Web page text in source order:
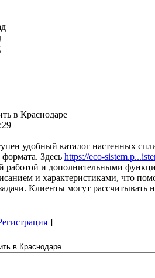
в Краснодаре
удобный каталог настенных
Здесь https://eco-
и дополнительными
и характеристиками, что
Клиенты могут рассчитывать
]